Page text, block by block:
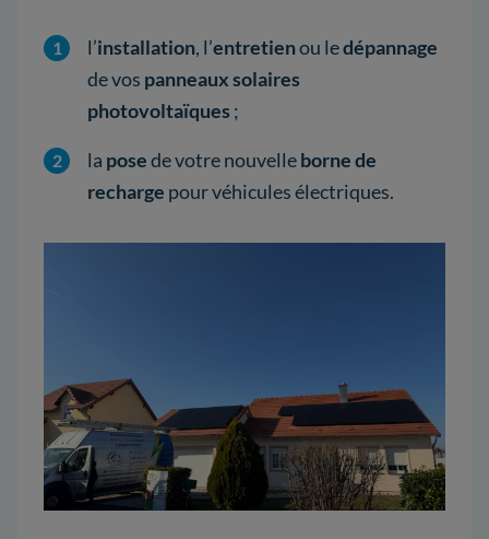
l’installation, l’entretienou ledépannage
de vos panneaux solaires
photovoltaïques ;
la posede votre nouvelleborne de
recharge pour véhicules électriques.